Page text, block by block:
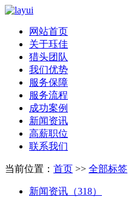
网站首页
关于珏佳
猎头团队
我们优势
服务保障
服务流程
成功案例
新闻资讯
高薪职位
联系我们
当前位置： 首页 >> 全部标签
新闻资讯（318）